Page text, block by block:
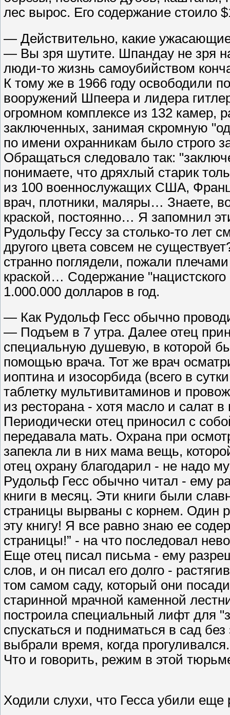
лес вырос. Его содержание стоило
— Действительно, какие
— Вы зря шутите. Шпандау не зря
люди-то жизнь самоубийством
К тому же в 1966 году освободили
вооружений Шпеера и лидера
огромном комплексе из 132 камер,
заключенных, занимая скромную
по имени охранникам было строго
Обращаться следовало так:
понимаете, что дряхлый старик
из 100 военнослужащих США,
врач, плотники, маляры… Знаете,
краской, постоянно… Я запомнил
Рудольфу Гессу за столько-то лет
другого цвета совсем не
странно поглядели, пожали
краской… Содержание "нацистского
1.000.000 долларов в год.
— Как Рудольф Гесс обычно
— Подъем в 7 утра. Далее отец
специальную душевую, в которой
помощью врача. Тот же врач
иоптина и изосорбида (всего в
таблетку мультивитаминов и
из ресторана - хотя масло и салат
Периодически отец приносил с
передавала мать. Охрана при
запекла ли в них мама вещь,
отец охрану благодарил - не надо
Рудольф Гесс обычно читал - ему
книги в месяц. Эти книги были
страницы вырваны с корнем. Один
эту книгу! Я все равно знаю ее
страницы!” - на что последовал
Еще отец писал письма - ему
слов, и он писал его долго -
том самом саду, который они
старинной мрачной каменной
построила специальный лифт для
спускаться и подниматься в сад
выбрали время, когда прогуливался.
Что и говорить, режим в этой
Ходили слухи, что Гесса убили